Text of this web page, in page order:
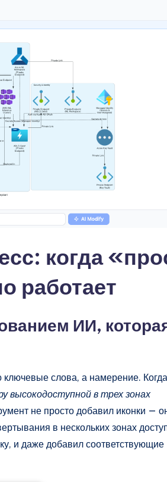
когда
работает
ИИ,
слова, а намерение.
высокодоступной в трех зонах
не просто добавил иконки —
в нескольких зонах
и даже добавил соответствующие